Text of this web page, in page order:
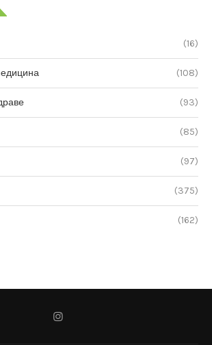
(16)
(108)
(93)
(85)
(97)
(375)
(162)